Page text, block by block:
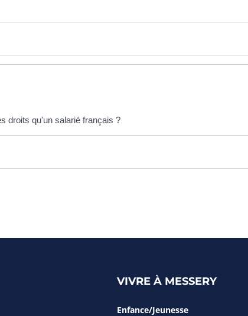
droits qu'un salarié français ?
VIVRE À MESSERY
Enfance/Jeunesse